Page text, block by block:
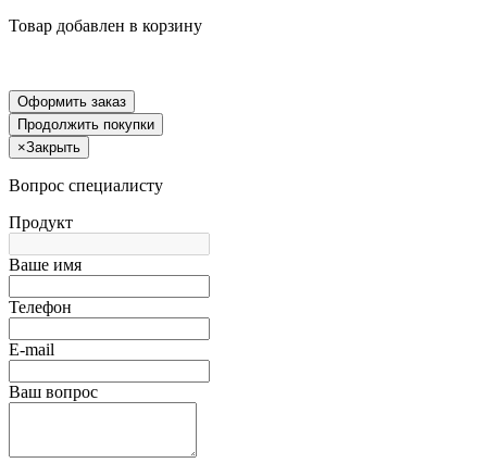
Товар добавлен в корзину
Оформить заказ
Продолжить покупки
×Закрыть
Вопрос специалисту
Продукт
Ваше имя
Телефон
E-mail
Ваш вопрос